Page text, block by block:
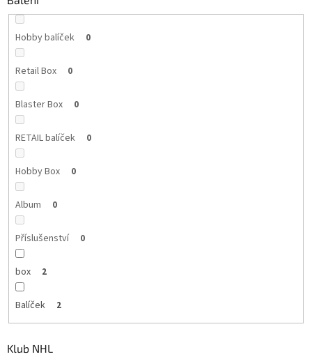
Hobby balíček 0
Retail Box 0
Blaster Box 0
RETAIL balíček 0
Hobby Box 0
Album 0
Příslušenství 0
box 2
Balíček 2
Klub NHL